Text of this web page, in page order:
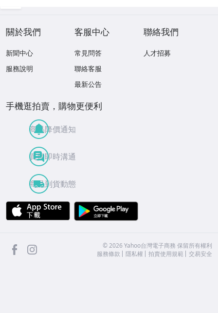
關於我們
新聞中心
服務說明
客服中心
常見問答
聯絡客服
最新公告
聯絡我們
人才招募
手機逛拍賣，購物更便利
商品降價通知
買賣即時溝通
商品到貨動態
APP Store
facebook ©2026 Yahoo台灣電子商務 保留所有權利
服務條款
隱私權 拍賣使用規範 交易安全